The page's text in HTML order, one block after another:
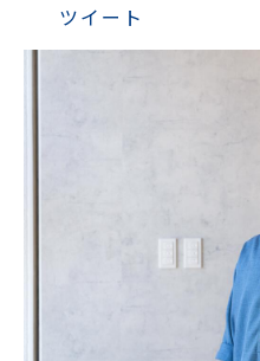
お役立ち資料
ツイート